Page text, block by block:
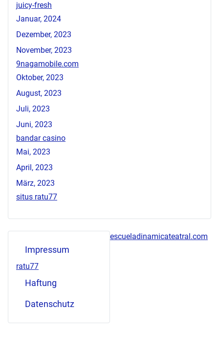
juicy-fresh
Januar, 2024
Dezember, 2023
November, 2023
9nagamobile.com
Oktober, 2023
August, 2023
Juli, 2023
Juni, 2023
bandar casino
Mai, 2023
April, 2023
März, 2023
situs ratu77
Impressum
ratu77
Haftung
Datenschutz
escueladinamicateatral.com